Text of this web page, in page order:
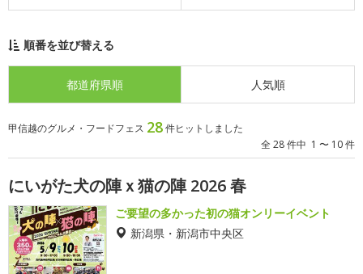
順番を並び替える
都道府県順 人気順
甲信越のグルメ・フードフェス 28件ヒットしました
全 28 件中 1 〜 10 件
にいがた犬の陣ｘ猫の陣 2026 春
ご要望の多かった初の猫オンリーイベント
新潟県・新潟市中央区